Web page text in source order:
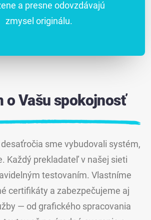
a presne odovzdávajú
zmysel originálu.
o Vašu spokojnosť
sme vybudovali systém,
Každý prekladateľ v našej sieti
testovaním. Vlastníme
certifikáty a zabezpečujeme aj
— od grafického spracovania